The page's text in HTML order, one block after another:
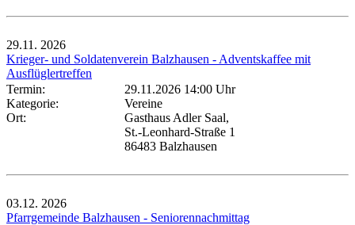
29.11. 2026
Krieger- und Soldatenverein Balzhausen - Adventskaffee mit
Ausflüglertreffen
Termin:
29.11.2026 14:00 Uhr
Kategorie:
Vereine
Ort:
Gasthaus Adler Saal,
St.-Leonhard-Straße 1
86483 Balzhausen
03.12. 2026
Pfarrgemeinde Balzhausen - Seniorennachmittag